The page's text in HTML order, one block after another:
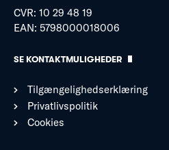
CVR: 10 29 48 19
EAN: 5798000018006
SE KONTAKTMULIGHEDER
Tilgængelighedserklæring
Privatlivspolitik
Cookies